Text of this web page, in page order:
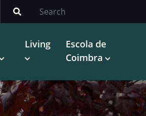
Living
Escola de
Coimbra